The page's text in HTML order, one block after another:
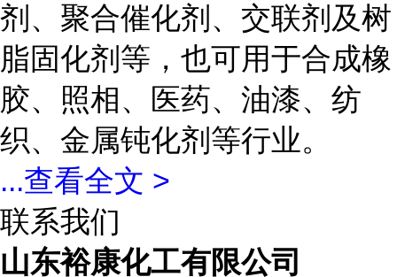
剂、聚合催化剂、交联剂及树
脂固化剂等，也可用于合成橡
胶、照相、医药、油漆、纺
织、金属钝化剂等行业。
...查看全文 >
联系我们
山东裕康化工有限公司